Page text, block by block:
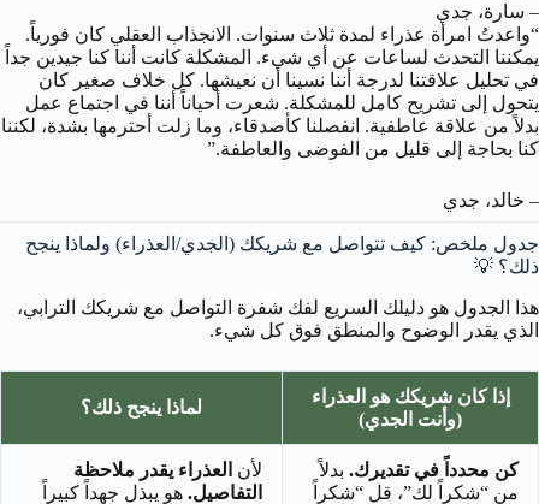
– سارة، جدي
“واعدتُ امرأة عذراء لمدة ثلاث سنوات. الانجذاب العقلي كان فورياً.
يمكننا التحدث لساعات عن أي شيء. المشكلة كانت أننا كنا جيدين جداً
في تحليل علاقتنا لدرجة أننا نسينا أن نعيشها. كل خلاف صغير كان
يتحول إلى تشريح كامل للمشكلة. شعرت أحياناً أننا في اجتماع عمل
بدلاً من علاقة عاطفية. انفصلنا كأصدقاء، وما زلت أحترمها بشدة، لكننا
كنا بحاجة إلى قليل من الفوضى والعاطفة.”
– خالد، جدي
جدول ملخص: كيف تتواصل مع شريكك (الجدي/العذراء) ولماذا ينجح
ذلك؟ 💡
هذا الجدول هو دليلك السريع لفك شفرة التواصل مع شريكك الترابي،
الذي يقدر الوضوح والمنطق فوق كل شيء.
إذا كان شريكك هو العذراء
(وأنت الجدي)
لماذا ينجح ذلك؟
كن محدداً في تقديرك. بدلاً
من “شكراً لك”، قل “شكراً
لأن العذراء يقدر ملاحظة
التفاصيل. هو يبذل جهداً كبيراً